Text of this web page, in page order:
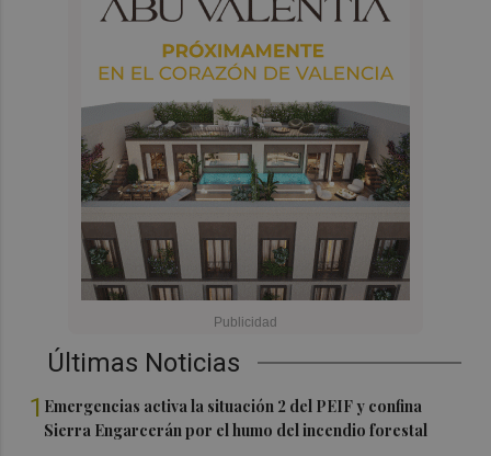
Últimas Noticias
1 Emergencias activa la situación 2 del PEIF y confina
Sierra Engarcerán por el humo del incendio forestal